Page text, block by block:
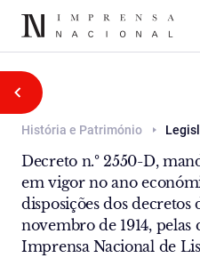
História e Património
Decreto n.º 2550-D,
em vigor no ano
disposições dos decretos
novembro de 1914,
Imprensa Nacional de